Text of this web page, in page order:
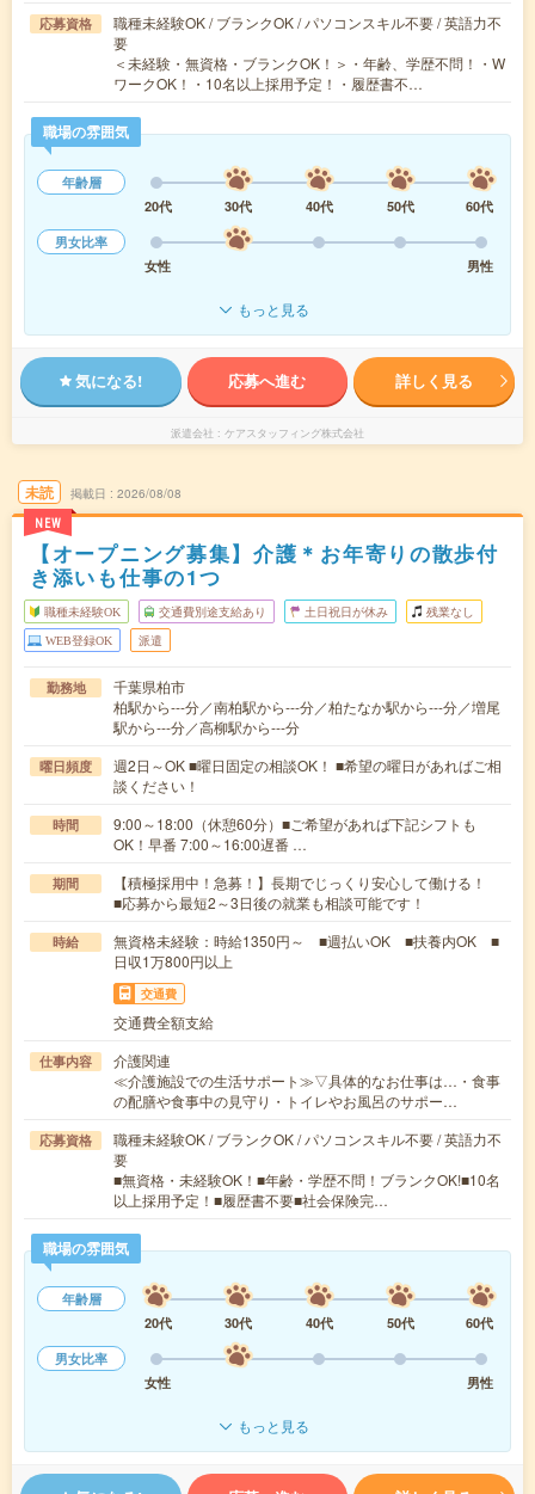
応募資格
職種未経験OK / ブランクOK / パソコンスキル不要 / 英語力不
要
＜未経験・無資格・ブランクOK！＞・年齢、学歴不問！・W
ワークOK！・10名以上採用予定！・履歴書不…
職場の雰囲気
年齢層
20代
30代 40代 50代
60代
男女比率
女性
男性
もっと見る
気になる! 応募へ進む 詳しく見る
派遣会社 ケアスタッフィング株式会社
未読
NEW
掲載日 2026/08/08
【オープニング募集】介護＊お年寄りの散歩付
き添いも仕事の1つ
職種未経験OK 交通費別途支給あり 土日祝日が休み 残業なし
WEB登録OK 派遣
勤務地
千葉県柏市
柏駅から---分／南柏駅から---分／柏たなか駅から---分／増尾
駅から---分／高柳駅から---分
曜日頻度
週2日～OK ■曜日固定の相談OK！ ■希望の曜日があればご相
談ください！
時間
9:00～18:00（休憩60分）■ご希望があれば下記シフトも
OK！早番 7:00～16:00遅番 …
期間
【積極採用中！急募！】長期でじっくり安心して働ける！
■応募から最短2～3日後の就業も相談可能です！
時給
無資格未経験：時給1350円～ ■週払いOK ■扶養内OK ■
日収1万800円以上
交通費
交通費全額支給
仕事内容
介護関連
≪介護施設での生活サポート≫▽具体的なお仕事は…・食事
の配膳や食事中の見守り・トイレやお風呂のサポー…
応募資格
職種未経験OK / ブランクOK / パソコンスキル不要 / 英語力不
要
■無資格・未経験OK！■年齢・学歴不問！ブランクOK!■10名
以上採用予定！■履歴書不要■社会保険完…
職場の雰囲気
年齢層
20代
30代 40代 50代
60代
男女比率
女性
男性
もっと見る